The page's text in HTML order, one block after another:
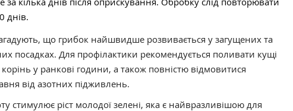
днів.
що грибок найшвидше розвивається у загущених та
посадках. Для профілактики рекомендується поливати кущі
у ранкові години, а також повністю відмовитися
від азотних підживлень.
стимулює ріст молодої зелені, яка є найвразливішою для